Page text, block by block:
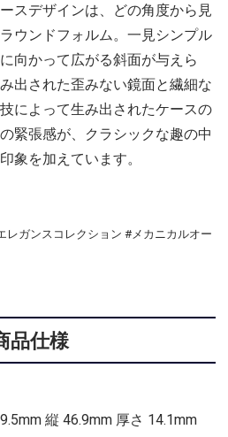
スデザインは、どの角度から見
ウンドフォルム。一見シンプル
向かって広がる斜面が与えら
出された歪みない鏡面と繊細な
によって生み出されたケースの
緊張感が、クラシックな趣の中
象を加えています。
ガンスコレクション #メカニカルオー
品仕様
縦 46.9mm 厚さ 14.1mm